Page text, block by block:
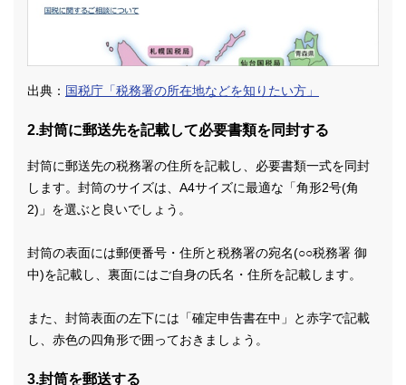
出典： 国税庁「税務署の所在地などを知りたい方」
2.封筒に郵送先を記載して必要書類を同封する
封筒に郵送先の税務署の住所を記載し、必要書類一式を同封
します。封筒のサイズは、A4サイズに最適な「角形2号(角
2)」を選ぶと良いでしょう。
封筒の表面には郵便番号・住所と税務署の宛名(○○税務署 御
中)を記載し、裏面にはご自身の氏名・住所を記載します。
また、封筒表面の左下には「確定申告書在中」と赤字で記載
し、赤色の四角形で囲っておきましょう。
3.封筒を郵送する